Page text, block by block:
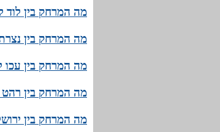
מה המרחק בין לוד
מה המרחק בין
מה המרחק בין עכו
מה המרחק בין רהט
מה המרחק בין